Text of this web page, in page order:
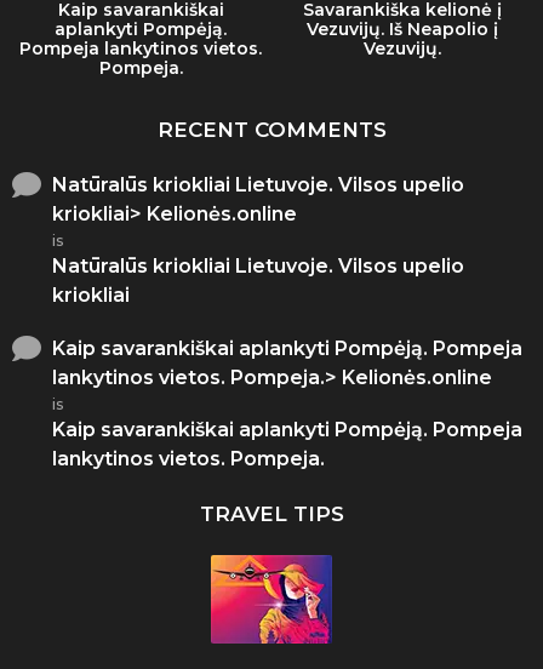
Kaip savarankiškai
aplankyti Pompėją.
Pompeja lankytinos vietos.
Pompeja.
Savarankiška kelionė į
Vezuvijų. Iš Neapolio į
Vezuvijų.
RECENT COMMENTS
Natūralūs kriokliai Lietuvoje. Vilsos upelio
kriokliai> Kelionės.online
is
Natūralūs kriokliai Lietuvoje. Vilsos upelio
kriokliai
Kaip savarankiškai aplankyti Pompėją. Pompeja
lankytinos vietos. Pompeja.> Kelionės.online
is
Kaip savarankiškai aplankyti Pompėją. Pompeja
lankytinos vietos. Pompeja.
TRAVEL TIPS